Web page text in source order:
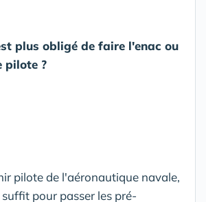
plus obligé de faire l'enac ou
pilote ?
pilote de l'aéronautique navale,
pour passer les pré-